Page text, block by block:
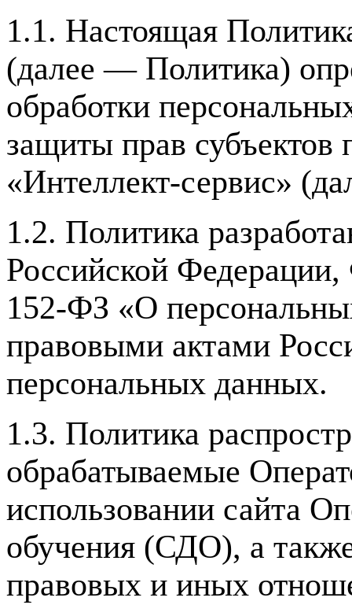
1.1. Настоящая
(далее — Политика)
обработки
защиты прав
«Интеллект-сервис»
1.2. Политика
Российской
152-ФЗ «О
правовыми актами
персональных данных.
1.3. Политика
обрабатываемые
использовании сайта
обучения (СДО), а
правовых и иных